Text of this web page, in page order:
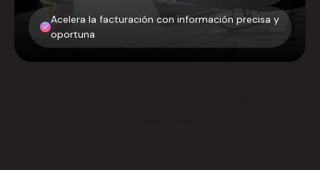
Acelera la facturación con información precisa y
oportuna